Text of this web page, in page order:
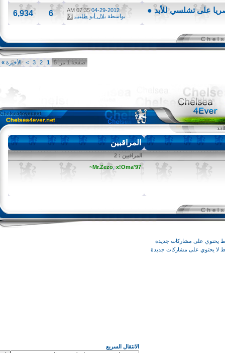
04-29-2012
07:35 AM
بواسطةبلال أبو طليب 6
6,934
صفحة 1 من 5 1
2 الأخيرة»
المراقبين
المراقبين : 2
Mr.Zezo,x!Oma'97~
على مشاركات جديدة
على مشاركات جديدة
الانتقال السريع